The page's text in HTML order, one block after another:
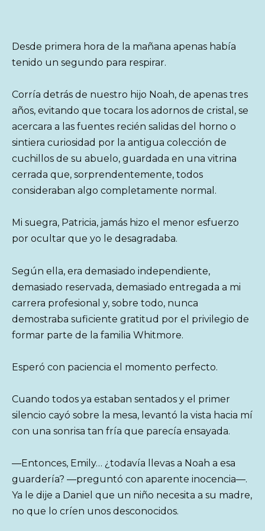
Desde primera hora de la mañana apenas había
tenido un segundo para respirar.
Corría detrás de nuestro hijo Noah, de apenas tres
años, evitando que tocara los adornos de cristal, se
acercara a las fuentes recién salidas del horno o
sintiera curiosidad por la antigua colección de
cuchillos de su abuelo, guardada en una vitrina
cerrada que, sorprendentemente, todos
consideraban algo completamente normal.
Mi suegra, Patricia, jamás hizo el menor esfuerzo
por ocultar que yo le desagradaba.
Según ella, era demasiado independiente,
demasiado reservada, demasiado entregada a mi
carrera profesional y, sobre todo, nunca
demostraba suficiente gratitud por el privilegio de
formar parte de la familia Whitmore.
Esperó con paciencia el momento perfecto.
Cuando todos ya estaban sentados y el primer
silencio cayó sobre la mesa, levantó la vista hacia mí
con una sonrisa tan fría que parecía ensayada.
—Entonces, Emily… ¿todavía llevas a Noah a esa
guardería? —preguntó con aparente inocencia—.
Ya le dije a Daniel que un niño necesita a su madre,
no que lo críen unos desconocidos.